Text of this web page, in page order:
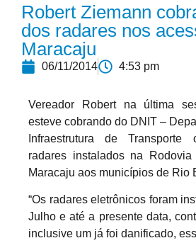
Robert Ziemann
dos radares nos
Maracaju
06/11/2014 4:53 pm
Vereador Robert na última
esteve cobrando do DNIT –
Infraestrutura de
radares instalados na
Maracaju aos municípios de Rio
“Os radares eletrônicos foram
Julho e até a presente data,
inclusive um já foi danificado,